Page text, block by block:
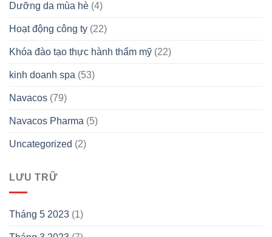
Dưỡng da mùa hè (4)
Hoạt động công ty (22)
Khóa đào tạo thực hành thẩm mỹ (22)
kinh doanh spa (53)
Navacos (79)
Navacos Pharma (5)
Uncategorized (2)
LƯU TRỮ
Tháng 5 2023 (1)